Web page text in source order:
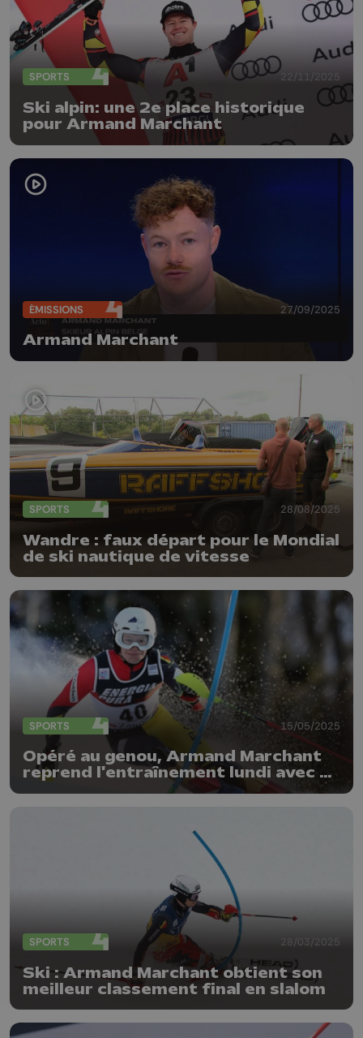
SPORTS 22/11/2025
Ski alpin: une 2e place historique
pour Armand Marchant
ÉMISSIONS 27/09/2025
Armand Marchant
SPORTS 28/08/2025
Wandre : faux départ pour le Mondial
de ski nautique de vitesse
SPORTS 15/05/2025
Opéré au genou, Armand Marchant
reprend l'entraînement lundi avec un
nouvel entraîneur
SPORTS 28/03/2025
Ski : Armand Marchant obtient son
meilleur classement final en slalom